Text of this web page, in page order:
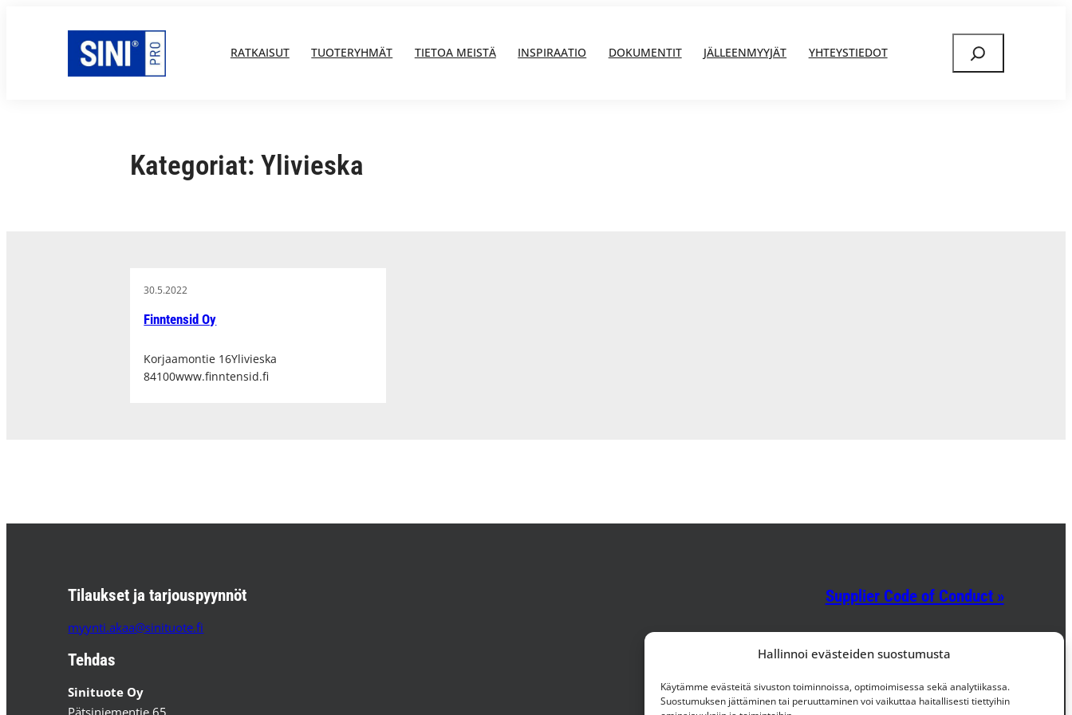
Hallinnoi evästeiden suostumusta
Käytämme evästeitä sivuston toiminnoissa, optimoimisessa sekä analytiikassa.
Suostumuksen jättäminen tai peruuttaminen voi vaikuttaa haitallisesti tiettyihin
RATKAISUT TUOTERYHMÄT TIETOA MEISTÄ INSPIRAATIO DOKUMENTIT JÄLLEENMYYJÄT YHTEYSTIEDOT
Kategoriat: Ylivieska
30.5.2022
Finntensid Oy
Korjaamontie 16Ylivieska
84100www.finntensid.fi
Tilaukset ja tarjouspyynnöt
myynti.akaa@sinituote.fi
Tehdas
Sinituote Oy
Pätsiniementie 65
Supplier Code of Conduct »
Facebook Instagram